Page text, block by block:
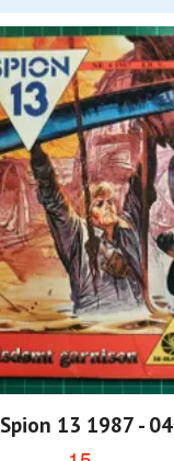
Spion 13 1987 - 04